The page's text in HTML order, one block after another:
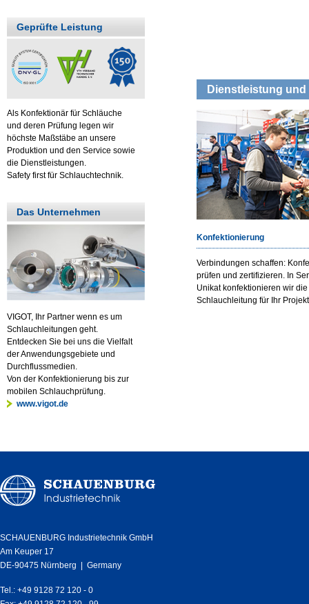
Dienstleistung
Konfektionierung
Verbindungen schaffen:
prüfen und zertifizieren. In
Unikat konfektionieren wir
Schlauchleitung für Ihr
Geprüfte Leistung
Als Konfektionär für Schläuche
und deren Prüfung legen wir
höchste Maßstäbe an unsere
Produktion und den Service sowie
die Dienstleistungen.
Safety first für Schlauchtechnik.
Das Unternehmen
VIGOT, Ihr Partner wenn es um
Schlauchleitungen geht.
Entdecken Sie bei uns die Vielfalt
der Anwendungsgebiete und
Durchflussmedien.
Von der Konfektionierung bis zur
mobilen Schlauchprüfung.
www.vigot.de
SCHAUENBURG Industrietechnik GmbH
Am Keuper 17
DE-90475 Nürnberg | Germany
Tel.: +49 9128 72 120 - 0